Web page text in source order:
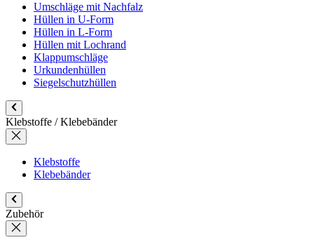
Umschläge mit Nachfalz
Hüllen in U-Form
Hüllen in L-Form
Hüllen mit Lochrand
Klappumschläge
Urkundenhüllen
Siegelschutzhüllen
Klebstoffe / Klebebänder
Klebstoffe
Klebebänder
Zubehör